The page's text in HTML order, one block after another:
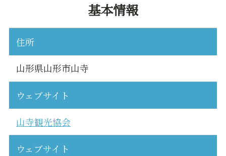
基本情報
住所
山形県山形市山寺
ウェブサイト
山寺観光協会
ウェブサイト